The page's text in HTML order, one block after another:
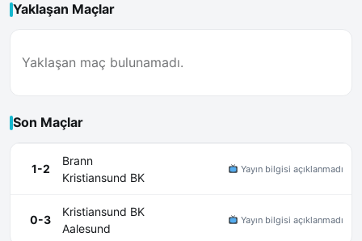
Yaklaşan Maçlar
Yaklaşan maç bulunamadı.
Son Maçlar
1-2
Brann
Kristiansund BK
Yayın bilgisi açıklanmadı
0-3
Kristiansund BK
Aalesund
Yayın bilgisi açıklanmadı